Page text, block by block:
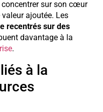
concentrer sur son cœur
ajoutée. Les
recentrés sur des
davantage à la
.
à la